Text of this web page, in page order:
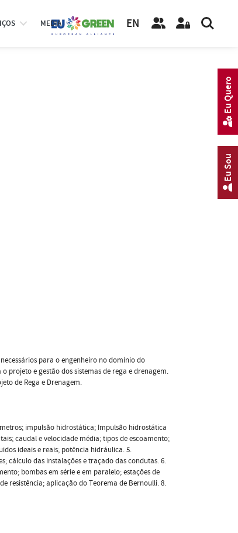
MEDIA EN
para o engenheiro no domínio do
projeto e gestão dos sistemas de rega e drenagem.
de Rega e Drenagem.
impulsão hidrostática; Impulsão hidrostática
caudal e velocidade média; tipos de escoamento;
ideais e reais; potência hidráulica. 5.
cálculo das instalações e traçado das condutas. 6.
bombas em série e em paralelo; estações de
resistência; aplicação do Teorema de Bernoulli. 8.
Eu Sou
Eu Quero